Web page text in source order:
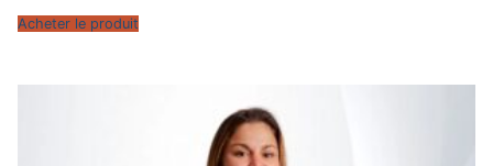
Acheter le produit